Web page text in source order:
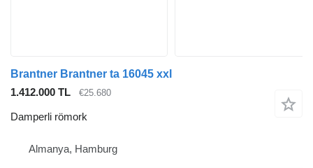
Brantner Brantner ta 16045 xxl
1.412.000 TL
€25.680
Damperli römork
Almanya, Hamburg